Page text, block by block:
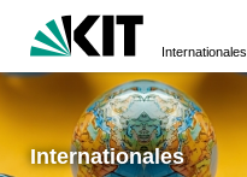
Internationales
Internationales